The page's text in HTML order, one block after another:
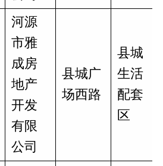
河源
市雅
成房
地产
开发
有限
公司
县城广
场西路
县城
生活
配套
区